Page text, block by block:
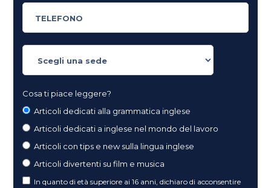
Cosa ti piace leggere?
Articoli dedicati alla grammatica inglese
Articoli dedicati a inglese nel mondo del lavoro
Articoli con tips e new sulla lingua inglese
Articoli divertenti su film e musica
In quanto di età superiore ai 16 anni, dichiaro di acconsentire